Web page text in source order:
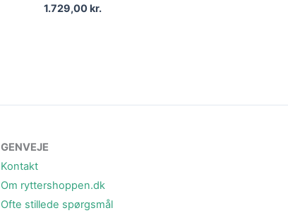
1.729,00kr.
GENVEJE
Kontakt
Om ryttershoppen.dk
Ofte stillede spørgsmål